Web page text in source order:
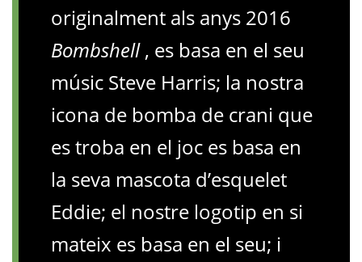
originalment als anys 2016
Bombshell, es basa en el seu
músic Steve Harris; la nostra
icona de bomba de crani que
es troba en el joc es basa en
la seva mascota d’esquelet
Eddie; el nostre logotip en si
mateix es basa en el seu; i